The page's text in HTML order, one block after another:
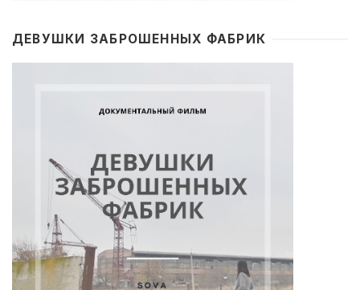
ДЕВУШКИ ЗАБРОШЕННЫХ ФАБРИК